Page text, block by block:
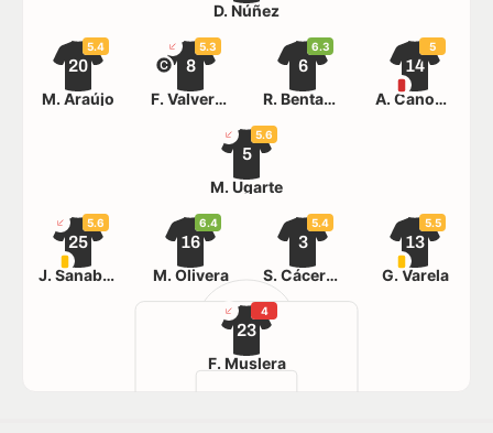
23
F. Muslera
4
25
J. Sanabria
5.6
16
M. Olivera
6.4
3
S. Cáceres
5.4
13
G. Varela
5.5
5
M. Ugarte
5.6
20
M. Araújo
5.4
8
F. Valverde
5.3
6
R. Bentancur
6.3
14
A. Canobbio
5
D. Núñez